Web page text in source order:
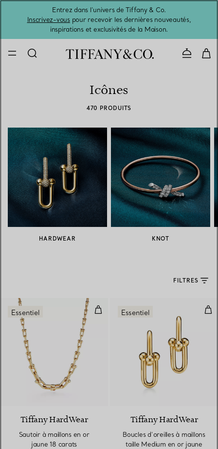
Entrez dans l’univers de Tiffany & Co.
Inscrivez-vouspour recevoir les dernières nouveautés,
inspirations et exclusivités de la Maison.
Icônes
470 PRODUITS
HARDWEAR KNOT
FILTRES
Sautoir à maillons en or jaune
Essentiel
Tiffany HardWear
Sautoir à maillons en or
jaune 18 carats
Essentiel
Tiffany HardWear
Boucles d’oreilles à maillons
taille Medium en or jaune